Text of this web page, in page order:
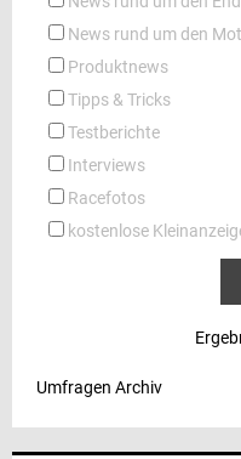
News rund um den
Produktnews
Tipps & Tricks
Testberichte
Interviews
Racefotos
kostenlose
Umfragen Archiv